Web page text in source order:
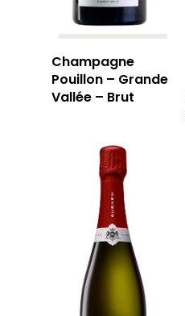
Champagne
Pouillon – Grande
Vallée – Brut